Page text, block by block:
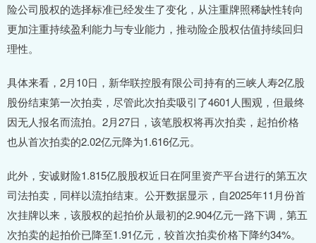
险公司股权的选择标准已经发生了变化，从注重牌照稀缺性转向
更加注重持续盈利能力与专业能力，推动险企股权估值持续回归
理性。
具体来看，2月10日，新华联控股有限公司持有的三峡人寿2亿股
股份结束第一次拍卖，尽管此次拍卖吸引了4601人围观，但最终
因无人报名而流拍。2月27日，该笔股权将再次拍卖，起拍价格
也从首次拍卖的2.02亿元降为1.616亿元。
此外，安诚财险1.815亿股股权近日在阿里资产平台进行的第五次
司法拍卖，同样以流拍结束。公开数据显示，自2025年11月份首
次挂牌以来，该股权的起拍价从最初的2.904亿元一路下调，第五
次拍卖的起拍价已降至1.91亿元，较首次拍卖价格下降约34%。